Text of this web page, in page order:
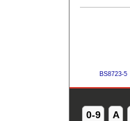
BS8723-5
0-9 A